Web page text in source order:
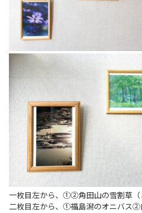
一枚目左から、①②角田山の雪割草
二枚目左から、①福島潟のオニバス②